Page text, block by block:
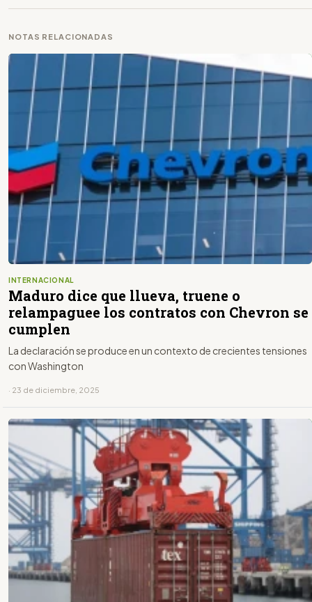
NOTAS RELACIONADAS
INTERNACIONAL
Maduro dice que llueva, truene o
relampaguee los contratos con Chevron se
cumplen
La declaración se produce en un contexto de crecientes tensiones
con Washington
· 23 de diciembre, 2025